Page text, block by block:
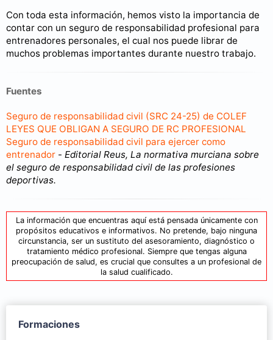
Con toda esta información, hemos visto la importancia de
contar con un seguro de responsabilidad profesional para
entrenadores personales, el cual nos puede librar de
muchos problemas importantes durante nuestro trabajo.
Fuentes
Seguro de responsabilidad civil (SRC 24-25) de COLEF
LEYES QUE OBLIGAN A SEGURO DE RC PROFESIONAL
Seguro de responsabilidad civil para ejercer como
entrenador - Editorial Reus, La normativa murciana sobre
el seguro de responsabilidad civil de las profesiones
deportivas.
La información que encuentras aquí está pensada únicamente con
propósitos educativos e informativos. No pretende, bajo ninguna
circunstancia, ser un sustituto del asesoramiento, diagnóstico o
tratamiento médico profesional. Siempre que tengas alguna
preocupación de salud, es crucial que consultes a un profesional de
la salud cualificado.
Formaciones